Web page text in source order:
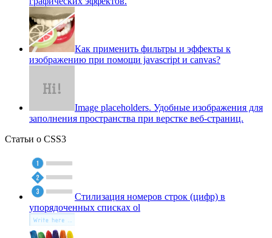
Как применить фильтры и эффекты к
изображению при помощи javascript и canvas?
Image placeholders. Удобные изображения для
заполнения пространства при верстке веб-страниц.
Статьи о CSS3
Стилизация номеров строк (цифр) в
упорядоченных списках ol